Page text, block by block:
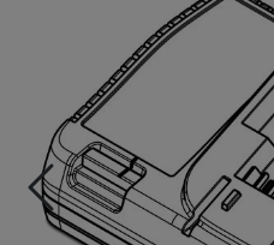
Vinsjer
Vis priserinkl. mva.